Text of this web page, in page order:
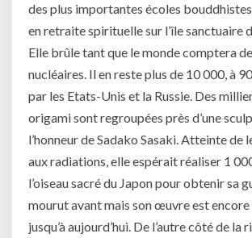
des plus importantes écoles
en retraite spirituelle sur l’île sanctuaire
Elle brûle tant que le monde comptera
nucléaires. Il en reste plus de 10 000, à
par les Etats-Unis et la Russie. Des
origami sont regroupées près d’une
l’honneur de Sadako Sasaki. Atteinte de
aux radiations, elle espérait réaliser 1
l’oiseau sacré du Japon pour obtenir sa
mourut avant mais son œuvre est
jusqu’à aujourd’hui. De l’autre côté de la